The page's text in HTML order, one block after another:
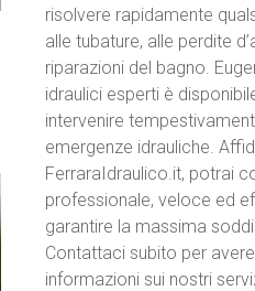
risolvere rapidamente
alle tubature, alle perdite
riparazioni del bagno.
idraulici esperti è
intervenire
emergenze idrauliche.
FerraraIdraulico.it, potrai
professionale, veloce ed
garantire la massima
Contattaci subito per
informazioni sui nostri